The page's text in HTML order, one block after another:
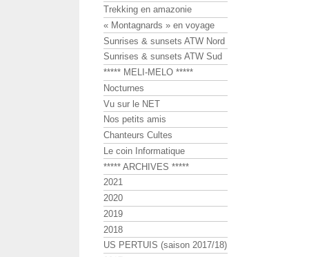
Trekking en amazonie
« Montagnards » en voyage
Sunrises & sunsets ATW Nord
Sunrises & sunsets ATW Sud
***** MELI-MELO *****
Nocturnes
Vu sur le NET
Nos petits amis
Chanteurs Cultes
Le coin Informatique
***** ARCHIVES *****
2021
2020
2019
2018
US PERTUIS (saison 2017/18)